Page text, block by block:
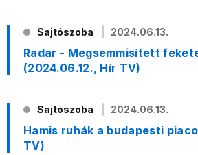
Sajtószoba 2024.06.13.
Radar - Megsemmisített
(2024.06.12., Hír TV)
Sajtószoba 2024.06.13.
Hamis ruhák a budapesti
TV)